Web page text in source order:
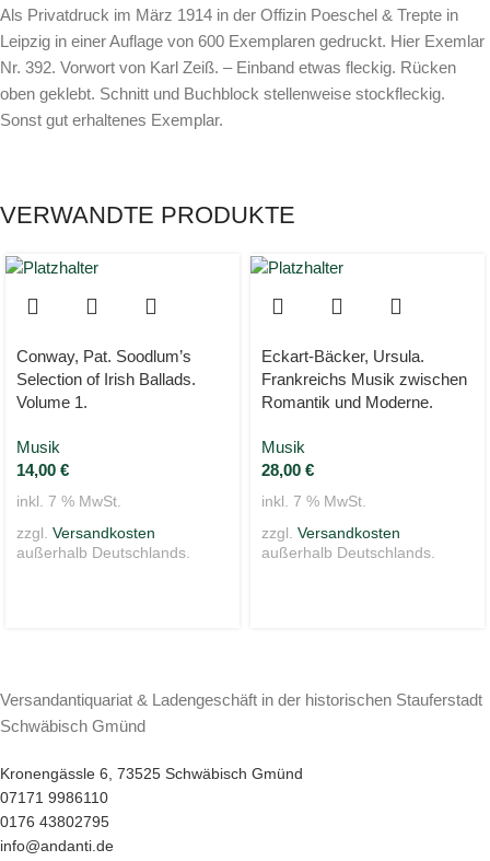
Als Privatdruck im März 1914 in der Offizin Poeschel & Trepte in
Leipzig in einer Auflage von 600 Exemplaren gedruckt. Hier Exemlar
Nr. 392. Vorwort von Karl Zeiß. – Einband etwas fleckig. Rücken
oben geklebt. Schnitt und Buchblock stellenweise stockfleckig.
Sonst gut erhaltenes Exemplar.
VERWANDTE PRODUKTE
Conway, Pat. Soodlum’s
Selection of Irish Ballads.
Volume 1.
Musik
14,00 €
inkl. 7 % MwSt.
zzgl. Versandkosten
außerhalb Deutschlands.
Eckart-Bäcker, Ursula.
Frankreichs Musik zwischen
Romantik und Moderne.
Musik
28,00 €
inkl. 7 % MwSt.
zzgl. Versandkosten
außerhalb Deutschlands.
Versandantiquariat & Ladengeschäft in der historischen Stauferstadt
Schwäbisch Gmünd
Kronengässle 6, 73525 Schwäbisch Gmünd
07171 9986110
0176 43802795
info@andanti.de